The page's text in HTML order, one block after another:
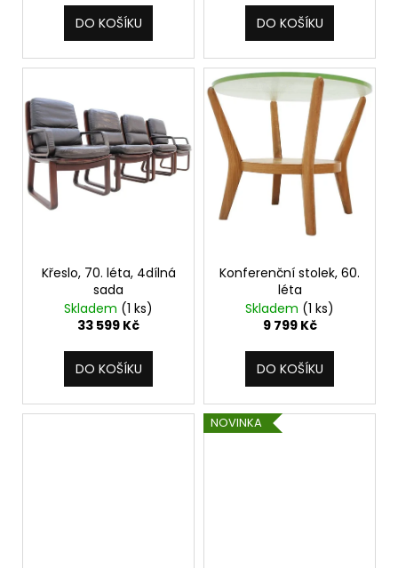
DO KOŠÍKU DO KOŠÍKU
Křeslo, 70. léta, 4dílná
sada
Skladem (1 ks)
33 599 Kč
DO KOŠÍKU
Konferenční stolek, 60.
léta
Skladem (1 ks)
9 799 Kč
DO KOŠÍKU
NOVINKA
e
e